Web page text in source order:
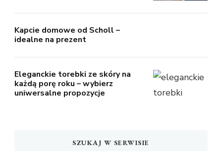
Kapcie domowe od Scholl –
idealne na prezent
Eleganckie torebki ze skóry na
każdą porę roku – wybierz
uniwersalne propozycje
SZUKAJ W SERWISIE